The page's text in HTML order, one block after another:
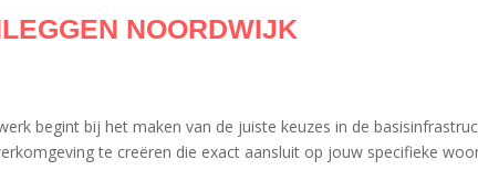
NOORDWIJK
begint bij het maken van de juiste keuzes in de
te creëren die exact aansluit op jouw specifieke